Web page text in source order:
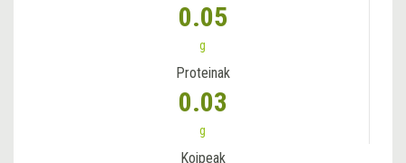
0.05
g
Proteinak
0.03
g
Koipeak